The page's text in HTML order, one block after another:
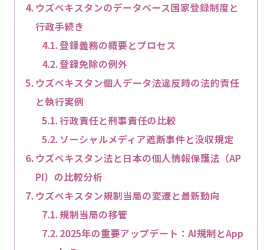
ウズベキスタンのデータベース国家登録制度と
行政手続き
登録義務の概要とプロセス
登録免除の例外
ウズベキスタン個人データ法違反時の法的責任
と執行実例
行政責任と刑事責任の比較
ソーシャルメディア遮断事件と没収規定
ウズベキスタン法と日本の個人情報保護法（AP
PI）の比較分析
ウズベキスタン規制当局の変遷と最新動向
規制当局の移管
2025年の重要アップデート：AI規制とApp